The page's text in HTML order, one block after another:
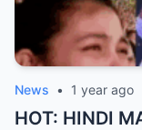
News • 1 year ago
HOT: HINDI